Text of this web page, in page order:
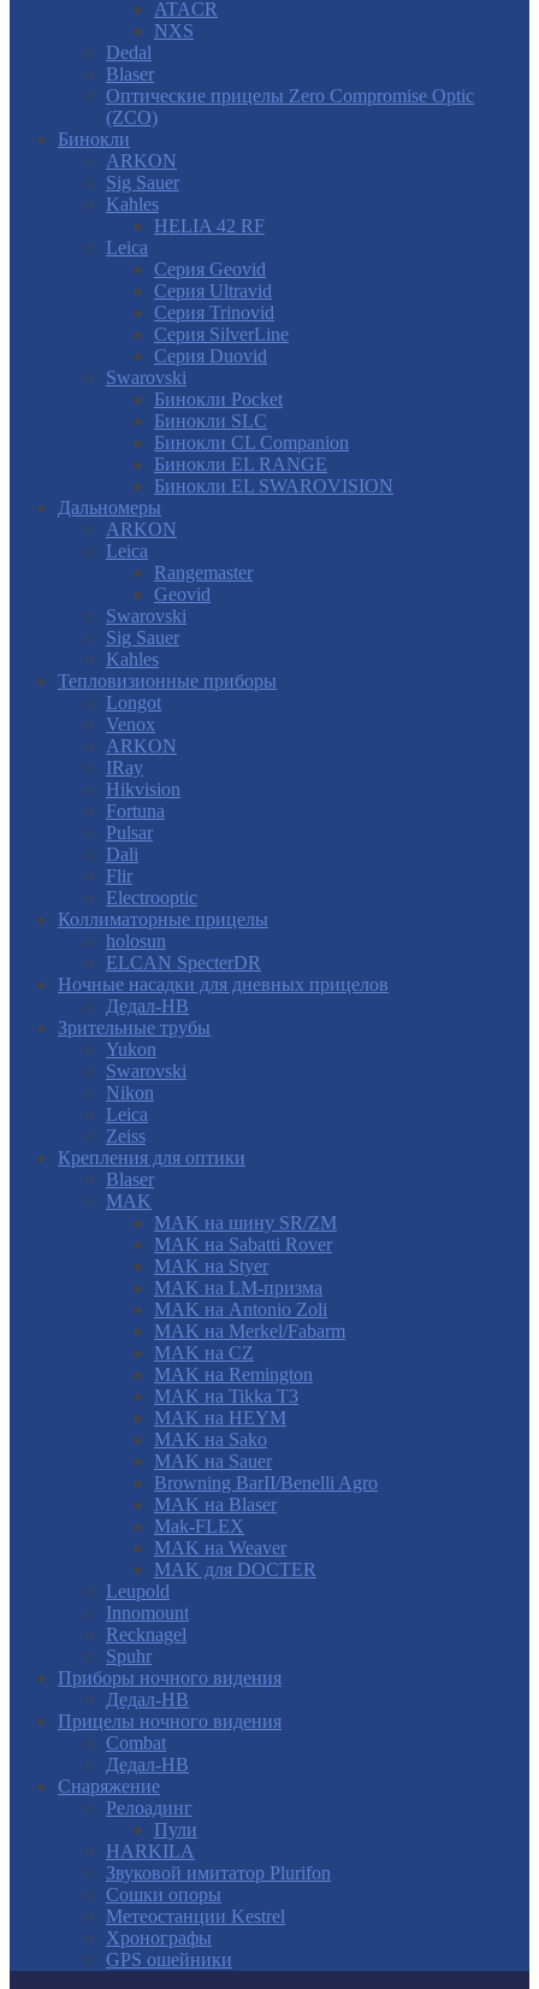
ATACR
NXS
Dedal
Blaser
Оптические прицелы Zero Compromise Optic
(ZCO)
Бинокли
ARKON
Sig Sauer
Kahles
HELIA 42 RF
Leica
Серия Geovid
Серия Ultravid
Серия Trinovid
Серия SilverLine
Серия Duovid
Swarovski
Бинокли Pocket
Бинокли SLC
Бинокли CL Companion
Бинокли EL RANGE
Бинокли EL SWAROVISION
Дальномеры
ARKON
Leica
Rangemaster
Geovid
Swarovski
Sig Sauer
Kahles
Тепловизионные приборы
Longot
Venox
ARKON
IRay
Hikvision
Fortuna
Pulsar
Dali
Flir
Electrooptic
Коллиматорные прицелы
holosun
ELCAN SpecterDR
Ночные насадки для дневных прицелов
Дедал-НВ
Зрительные трубы
Yukon
Swarovski
Nikon
Leica
Zeiss
Крепления для оптики
Blaser
MAK
MAK на шину SR/ZM
MAK на Sabatti Rover
MAK на Styer
MAK на LM-призма
MAK на Antonio Zoli
MAK на Merkel/Fabarm
MAK на CZ
MAK на Remington
MAK на Tikka T3
MAK на HEYM
MAK на Sako
MAK на Sauer
Browning BarII/Benelli Agro
MAK на Blaser
Mak-FLEX
MAK на Weaver
MAK для DOCTER
Leupold
Innomount
Recknagel
Spuhr
Приборы ночного видения
Дедал-НВ
Прицелы ночного видения
Combat
Дедал-НВ
Снаряжение
Релоадинг
Пули
HARKILA
Звуковой имитатор Plurifon
Сошки опоры
Метеостанции Kestrel
Хронографы
GPS ошейники